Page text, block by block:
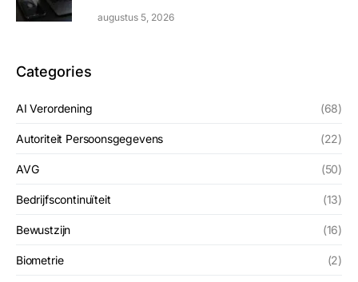
augustus 5, 2026
Categories
AI Verordening (68)
Autoriteit Persoonsgegevens (22)
AVG (50)
Bedrijfscontinuïteit (13)
Bewustzijn (16)
Biometrie (2)